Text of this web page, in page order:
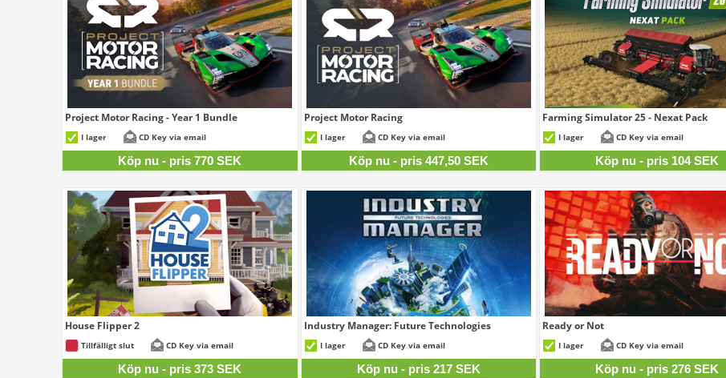
Project Motor Racing - Year 1 Bundle
I lager CD Key via email
Köp nu - pris 770 SEK
Project Motor Racing
447,50 SEK
I lager CD Key via email
Köp nu - pris 447,50 SEK
Farming Simulator 25 - Nexat Pack
I lager CD Key via email
Köp nu - pris 104 SEK
House Flipper 2
373 SEK
Tillfälligt slut CD Key via email
Köp nu - pris 373 SEK
Industry Manager: Future Technologies
I lager CD Key via email
Köp nu - pris 217 SEK
Ready or Not
I lager CD Key via email
Köp nu - pris 276 SEK